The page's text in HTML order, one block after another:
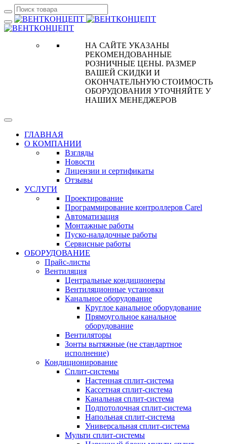
НА САЙТЕ УКАЗАНЫ
РЕКОМЕНДОВАННЫЕ
РОЗНИЧНЫЕ ЦЕНЫ. РАЗМЕР
ВАШЕЙ СКИДКИ И
ОКОНЧАТЕЛЬНУЮ СТОИМОСТЬ
ОБОРУДОВАНИЯ УТОЧНЯЙТЕ У
НАШИХ МЕНЕДЖЕРОВ
ГЛАВНАЯ
О КОМПАНИИ
Взгляды
Новости
Лицензии и сертификаты
Отзывы
УСЛУГИ
Проектирование
Программирование контроллеров Carel
Автоматизация
Монтажные работы
Пуско-наладочные работы
Сервисные работы
ОБОРУДОВАНИЕ
Прайс-листы
Вентиляция
Центральные кондиционеры
Вентиляционные установки
Канальное оборудование
Круглое канальное оборудование
Прямоугольное канальное
оборудование
Вентиляторы
Зонты вытяжные (не стандартное
исполнение)
Кондиционирование
Сплит-системы
Настенная сплит-система
Кассетная сплит-система
Канальная сплит-система
Подпотолочная сплит-система
Напольная сплит-система
Универсальная сплит-система
Мульти сплит-системы